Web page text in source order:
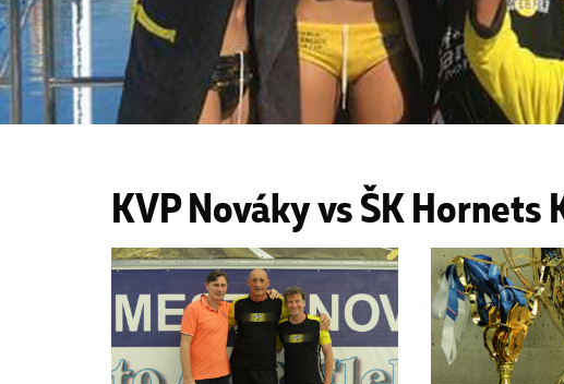
KVP Nováky vs ŠK